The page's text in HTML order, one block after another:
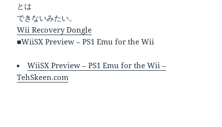
とは
できないみたい。
Wii Recovery Dongle
■WiiSX Preview – PS1 Emu for the Wii
WiiSX Preview – PS1 Emu for the Wii –
TehSkeen.com